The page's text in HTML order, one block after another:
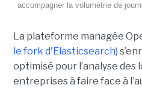
accompagner la volumétrie de
La plateforme managée
le fork d'Elasticsearch)
optimisé pour l’analyse des
entreprises à faire face à